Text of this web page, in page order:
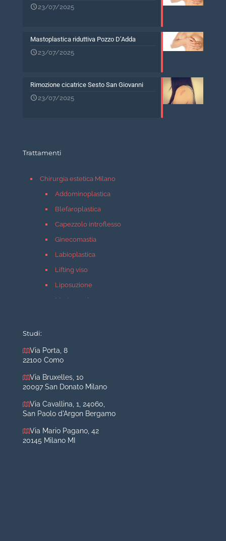
23/07/2025
Mastoplastica riduttiva Pozzo D’Adda
23/07/2025
Rimozione cicatrice Sesto San Giovanni
23/07/2025
Trattamenti
Chirurgia estetica Milano
Addominoplastica
Blefaroplastica
Capezzolo introflesso
Ginecomastia
Labioplastica
Lifting viso
Liposuzione
Mastopessi
Rinoplastica
Medicina estetica Milano
Acido ialuronico viso
Aumento labbra
Filler
Studi:
Via Porta, 8
22100 Como
Via Bruxelles, 10
20097 San Donato Milano
Via Cavallina, 1, 24060,
San Paolo d'Argon Bergamo
Via Mario Pagano, 42
20145 Milano MI